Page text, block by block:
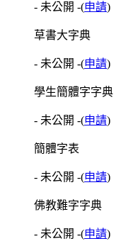
- 未公開 -(申請)
草書大字典
- 未公開 -(申請)
學生簡體字字典
- 未公開 -(申請)
簡體字表
- 未公開 -(申請)
佛教難字字典
- 未公開 -(申請)